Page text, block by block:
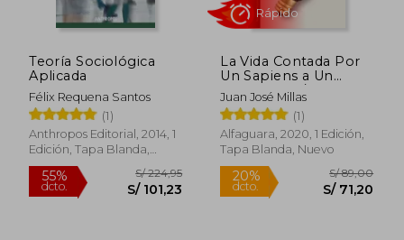
S/ 128,65 S/
Teoría Sociológica
Aplicada
Félix Requena Santos
(1)
Anthropos Editorial, 2014, 1
Edición, Tapa Blanda,
Nuevo
La Vida Contada Por
Un Sapiens a Un
Neandertal / Life as
Told by a Sapiens to a
Neanderthal
Juan José Millas
(1)
Alfaguara, 2020, 1 Edición,
Tapa Blanda, Nuevo